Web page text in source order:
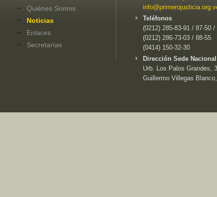
Quiénes Somos
Noticias
Enlaces
Secretarías
Teléfonos
(0212) 285-83-91 / 87-50 /
(0212) 286-73-03 / 88-55
(0414) 150-32-30
Dirección Sede
Urb. Los Palos Grandes,
Guillermo Villegas